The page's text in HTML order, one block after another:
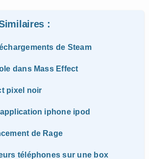
:
de Steam
dans Mass Effect
pixel noir
iphone ipod
de Rage
téléphones sur une box